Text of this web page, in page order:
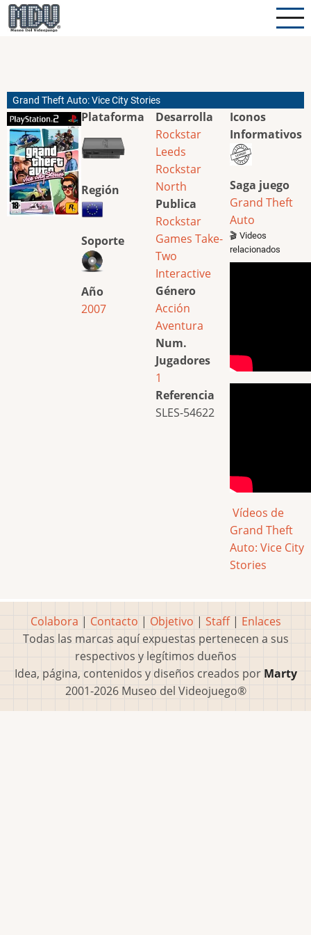
Pasar
al
Grand Theft Auto: Vice City Stories
Plataforma
Región
Soporte
Año
2007
Desarrolla
Rockstar
Leeds
Rockstar
North
Publica
Rockstar
Games Take-
Two
Interactive
Género
Acción
Aventura
Num.
Jugadores
1
Referencia
SLES-54622
Iconos
Informativos
Saga juego
Grand Theft
Auto
🎬 Videos
relacionados
Vídeos de
Grand Theft
Auto: Vice City
Stories
Colabora | Contacto | Objetivo | Staff| Enlaces
Todas las marcas aquí expuestas pertenecen a sus
respectivos y legítimos dueños
Idea, página, contenidos y diseños creados por Marty
2001-2026 Museo del Videojuego®